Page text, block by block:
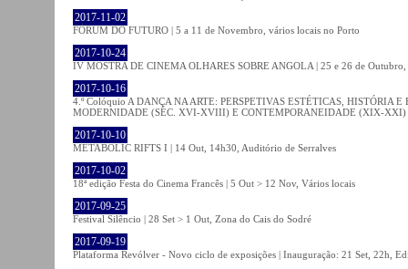
2017-11-02
FÓRUM DO FUTURO | 5 a 11 de Novembro, vários locais no Porto
2017-10-24
IV MOSTRA DE CINEMA OLHARES SOBRE ANGOLA | 25 e 26 de
2017-10-16
4.º Colóquio A DANÇA NA ARTE: PERSPETIVAS ESTÉTICAS, HISTÓRIA
MODERNIDADE (SÉC. XVI-XVIII) E CONTEMPORANEIDADE (XIX-XXI)
2017-10-10
METABOLIC RIFTS I | 14 Out, 14h30, Auditório de Serralves
2017-10-02
18ª edição Festa do Cinema Francês | 5 Out > 12 Nov, Vários locais
2017-09-25
Festival Silêncio | 28 Set > 1 Out, Zona do Cais do Sodré
2017-09-19
Plataforma Revólver - Novo ciclo de exposições | Inauguração: 21 Set, 22h,